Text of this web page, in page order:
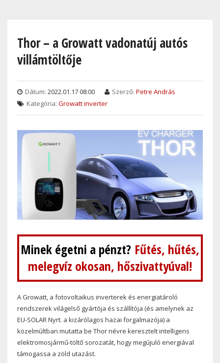
contentThor – a Growatt vadonatúj autós
villámtöltője
Dátum: 2022.01.17 08:00 Szerző: Petre András
Kategória: Growatt inverter
Minek égetni a pénzt? Fűtés, hűtés,
melegvíz okosan, hőszivattyúval!
A Growatt, a fotovoltaikus inverterek és energiatároló
rendszerek világelső gyártója és szállítója (és amelynek az
EU-SOLAR Nyrt. a kizárólagos hazai forgalmazója) a
közelmúltban mutatta be Thor névre keresztelt intelligens
elektromosjármű-töltő sorozatát, hogy megújuló energiával
támogassa a zöld utazást.